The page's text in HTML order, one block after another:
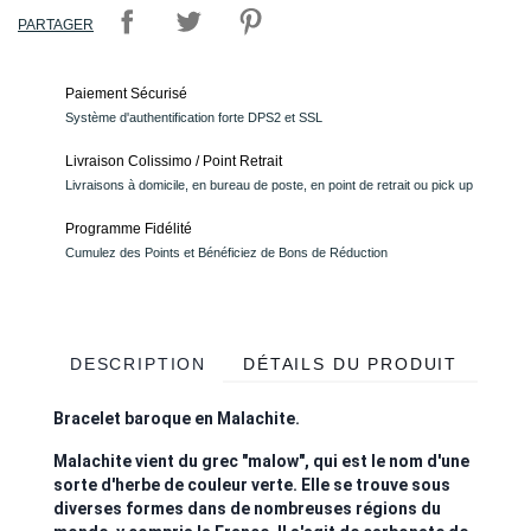
PARTAGER
Paiement Sécurisé
Système d'authentification forte DPS2 et SSL
Livraison Colissimo / Point Retrait
Livraisons à domicile, en bureau de poste, en point de retrait ou pick up
Programme Fidélité
Cumulez des Points et Bénéficiez de Bons de Réduction
DESCRIPTION DÉTAILS DU PRODUIT
Bracelet baroque en Malachite.
Malachite vient du grec "malow", qui est le nom d'une
sorte d'herbe de couleur verte. Elle se trouve sous
diverses formes dans de nombreuses régions du